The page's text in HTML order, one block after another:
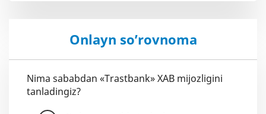
Onlayn so’rovnoma
Nima sababdan «Trastbank» XAB mijozligini
tanladingiz?